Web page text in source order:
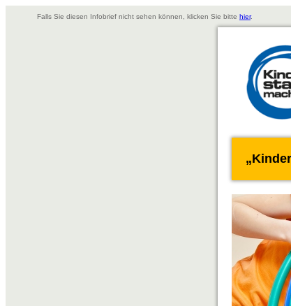
Falls Sie diesen Infobrief nicht sehen können, klicken Sie bitte hier.